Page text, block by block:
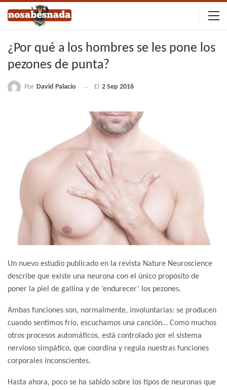
¿Por qué a los hombres se les pone los
pezones de punta?
Por David Palacio El 2 Sep 2016
Un nuevo estudio publicado en la revista Nature Neuroscience
describe que existe una neurona con el único propósito de
poner la piel de gallina y de ‘endurecer’ los pezones.
Ambas funciones son, normalmente, involuntarias: se producen
cuando sentimos frío, escuchamos una canción… Como muchos
otros procesos automáticos, está controlado por el sistema
nervioso simpático, que coordina y regula nuestras funciones
corporales inconscientes.
Hasta ahora, poco se ha sabido sobre los tipos de neuronas que